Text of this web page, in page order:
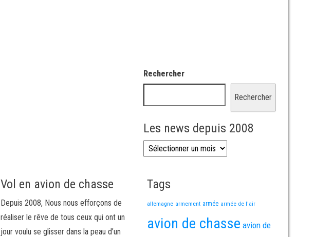
Rechercher
Rechercher
Les news depuis 2008
Les news depuis 2008
Vol en avion de chasse
Depuis 2008, Nous nous efforçons de
réaliser le rêve de tous ceux qui ont un
jour voulu se glisser dans la peau d’un
Tags
allemagne armement armée armée de l'air
avion de chasse avion de